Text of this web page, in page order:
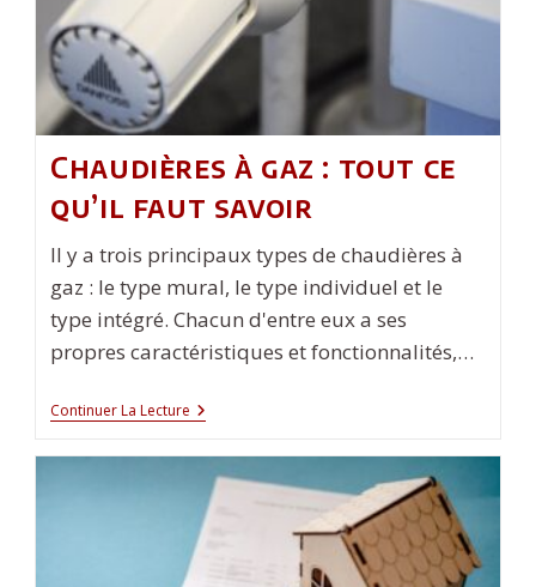
Chaudières à gaz : tout ce
qu’il faut savoir
Il y a trois principaux types de chaudières à
gaz : le type mural, le type individuel et le
type intégré. Chacun d'entre eux a ses
propres caractéristiques et fonctionnalités,…
Continuer La Lecture Chaudières
À
Tout
Ce
Qu’il
Faut
Savoir